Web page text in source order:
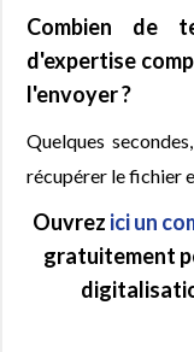
Combien de
d'expertise
l'envoyer ?
Quelques
récupérer le fichier
Ouvrez ici un
gratuitement